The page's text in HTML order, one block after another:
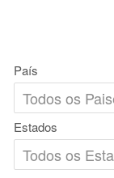
País
Estados